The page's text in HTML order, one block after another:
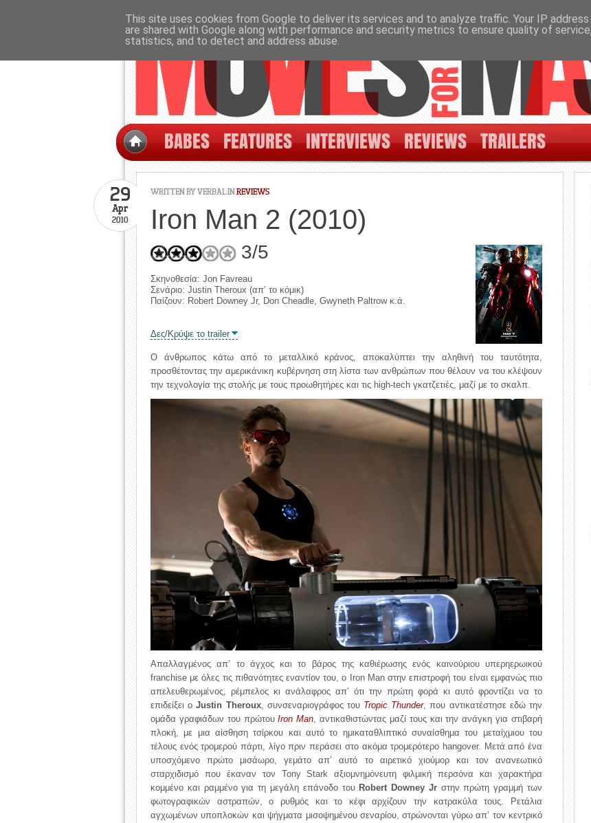
BABES FEATURES INTERVIEWS REVIEWS TRAILERS
WRITTEN BYVERBALINREVIEWS
29
Apr
2010 Iron Man 2 (2010)
3/5
Σκηνοθεσία: Jon Favreau
Σενάριο: Justin Theroux (απ’ το κόμικ)
Παίζουν: Robert Downey Jr, Don Cheadle, Gwyneth Paltrow κ.ά.
Δες/Κρύψε το trailer
Ο άνθρωπος κάτω από το μεταλλικό κράνος, αποκαλύπτει την αληθινή του ταυτότητα,
προσθέτοντας την αμερικάνικη κυβέρνηση στη λίστα των ανθρώπων που θέλουν να του κλέψουν
την τεχνολογία της στολής με τους προωθητήρες και τις high-tech γκατζετιές, μαζί με το σκαλπ.
Απαλλαγμένος απ’ το άγχος και το βάρος της καθιέρωσης ενός καινούριου υπερηερωικού
franchise με όλες τις πιθανότητες εναντίον του, ο Iron Man στην επιστροφή του είναι εμφανώς πιο
απελευθερωμένος, ρέμπελος κι ανάλαφρος απ’ ότι την πρώτη φορά κι αυτό φροντίζει να το
επιδείξει οJustin Theroux, συνσεναριογράφος του Tropic Thunder, που αντικατέστησε εδώ την
ομάδα γραφιάδων του πρώτουIron Man, αντικαθιστώντας μαζί τους και την ανάγκη για στιβαρή
πλοκή, με μια αίσθηση τσίρκου και αυτό το ημικαταθλιπτικό συναίσθημα του μεταίχμιου του
τέλους ενός τρομερού πάρτι, λίγο πριν περάσει στο ακόμα τρομερότερο hangover. Μετά από ένα
υποσχόμενο πρώτο μισάωρο, γεμάτο απ’ αυτό το αιρετικό χιούμορ και τον ανανεωτικό
σταρχιδισμό που έκαναν τον Tony Stark αξιομνημόνευτη φιλμική περσόνα και χαρακτήρα
κομμένο και ραμμένο για τη μεγάλη επάνοδο του Robert Downey Jrστην πρώτη γραμμή των
φωτογραφικών αστραπών, ο ρυθμός και το κέφι αρχίζουν την κατρακύλα τους. Ρετάλια
αγχωμένων υποπλοκών και ψήγματα μισοψημένου σεναρίου, στρώνονται γύρω απ’ τον κεντρικό
This site uses cookies from Google to deliver its services and to analyze traffic. Your IP
are shared with Google along with performance and security metrics to ensure quality of
statistics, and to detect and address abuse.